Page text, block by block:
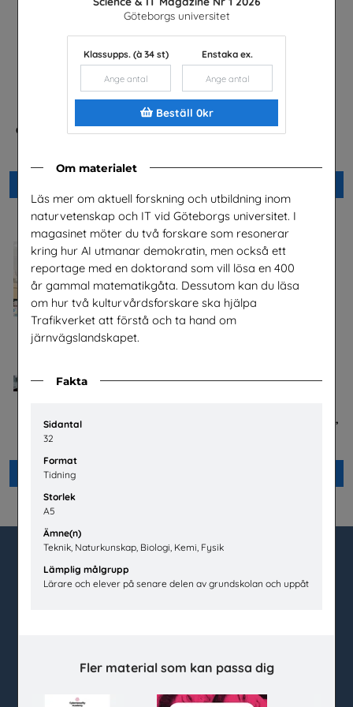
Göteborgs universitet
Klassupps. (à 34 st) Enstaka ex.
Beställ 0kr
Fakta
Sidantal
32
Format
Tidning
Storlek
A5
Ämne(n)
Teknik, Naturkunskap, Biologi, Kemi, Fysik
Lämplig målgrupp
Lärare och elever på senare delen av grundskolan och uppåt
Om materialet
Läs mer om aktuell forskning och utbildning inom
naturvetenskap och IT vid Göteborgs universitet. I
magasinet möter du två forskare som resonerar
kring hur AI utmanar demokratin, men också ett
reportage med en doktorand som vill lösa en 400
år gammal matematikgåta. Dessutom kan du läsa
om hur två kulturvårdsforskare ska hjälpa
Trafikverket att förstå och ta hand om
järnvägslandskapet.
Fler material som kan passa dig
Checklista för undervisning
Science & IT Magazine Nr 1
Jobba på apotek
Sveriges Apoteksförening
Beställ 0kr
Är du säker - mellanstadiet,
utbudet.se
020-67 60 50
info@utbudet.se